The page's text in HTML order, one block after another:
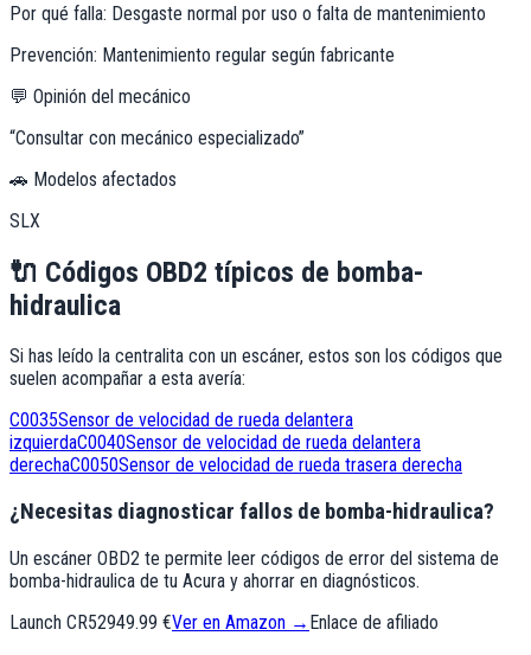
Por qué falla: Desgaste normal por uso o falta de mantenimiento
Prevención: Mantenimiento regular según fabricante
💬 Opinión del mecánico
“Consultar con mecánico especializado”
🚗 Modelos afectados
SLX
🔌 Códigos OBD2 típicos de bomba-
hidraulica
Si has leído la centralita con un escáner, estos son los códigos que
suelen acompañar a esta avería:
C0035Sensor de velocidad de rueda delantera
izquierdaC0040Sensor de velocidad de rueda delantera
derechaC0050Sensor de velocidad de rueda trasera derecha
¿Necesitas diagnosticar fallos de bomba-hidraulica?
Un escáner OBD2 te permite leer códigos de error del sistema de
bomba-hidraulica de tu Acura y ahorrar en diagnósticos.
Launch CR52949.99 €Ver en Amazon → Enlace de afiliado